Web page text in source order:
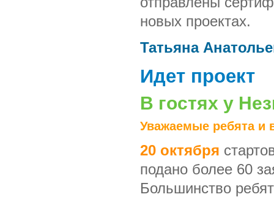
новых проектах.
Татьяна
Идет проект
В гостях у
Уважаемые ребята и
20 октября
подано более 60
Большинство